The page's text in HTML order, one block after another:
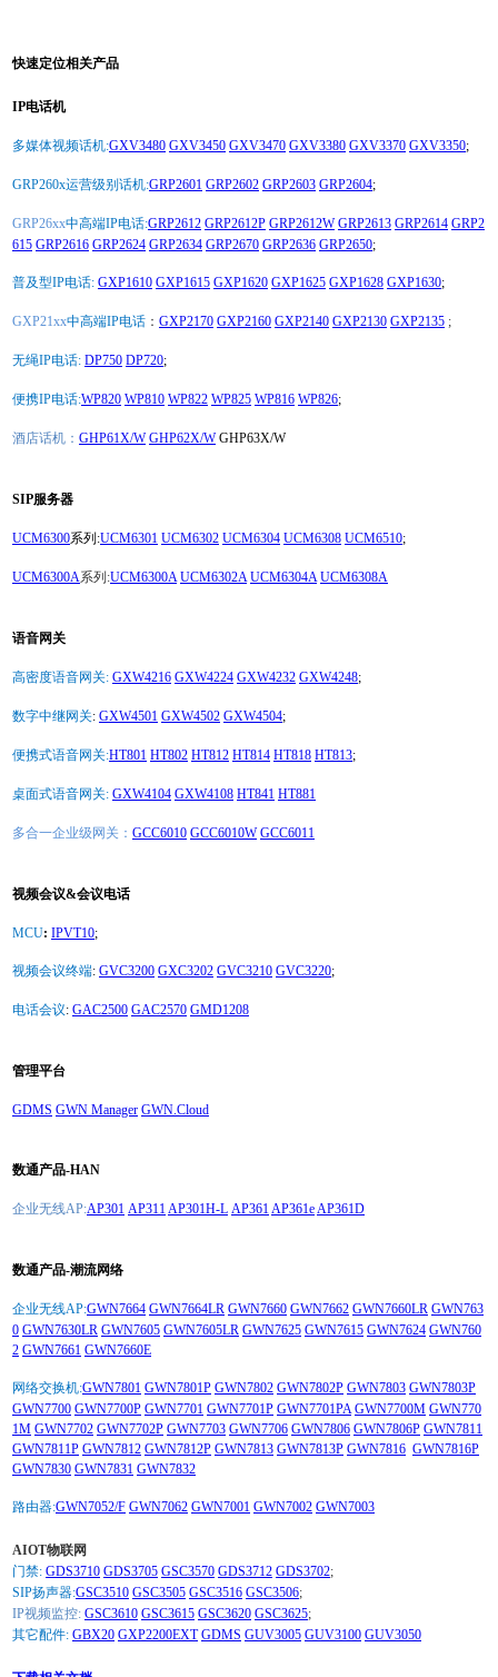
快速定位相关产品
IP电话机
多媒体视频话机:GXV3480 GXV3450 GXV3470 GXV3380 GXV3370 GXV3350;
GRP260x运营级别话机:GRP2601 GRP2602 GRP2603 GRP2604;
GRP26xx中高端IP电话:GRP2612 GRP2612P GRP2612W GRP2613 GRP2614 GRP2
615 GRP2616 GRP2624 GRP2634 GRP2670 GRP2636 GRP2650;
普及型IP电话: GXP1610 GXP1615 GXP1620 GXP1625 GXP1628 GXP1630;
GXP21xx中高端IP电话 ： GXP2170 GXP2160 GXP2140 GXP2130 GXP2135 ;
无绳IP电话: DP750 DP720;
便携IP电话:WP820 WP810 WP822 WP825 WP816 WP826;
酒店话机： GHP61X/W GHP62X/WGHP63X/W
SIP服务器
UCM6300系列:UCM6301 UCM6302 UCM6304 UCM6308 UCM6510;
UCM6300A系列:UCM6300A UCM6302A UCM6304A UCM6308A
语音网关
高密度语音网关: GXW4216 GXW4224 GXW4232 GXW4248;
数字中继网关: GXW4501 GXW4502 GXW4504;
便携式语音网关:HT801 HT802 HT812 HT814 HT818 HT813;
桌面式语音网关: GXW4104 GXW4108 HT841 HT881
多合一企业级网关： GCC6010 GCC6010W GCC6011
视频会议&会议电话
MCU: IPVT10;
视频会议终端: GVC3200 GXC3202 GVC3210 GVC3220;
电话会议: GAC2500 GAC2570 GMD1208
管理平台
GDMS GWN Manager GWN.Cloud
数通产品-HAN
企业无线AP:AP301 AP311AP301H-L AP361AP361eAP361D
数通产品-潮流网络
企业无线AP:GWN7664 GWN7664LR GWN7660 GWN7662 GWN7660LR GWN763
0 GWN7630LR GWN7605 GWN7605LR GWN7625 GWN7615 GWN7624 GWN760
2 GWN7661 GWN7660E
网络交换机:GWN7801 GWN7801P GWN7802 GWN7802P GWN7803 GWN7803P
GWN7700 GWN7700P GWN7701 GWN7701P GWN7701PA GWN7700M GWN770
1M GWN7702 GWN7702P GWN7703 GWN7706 GWN7806 GWN7806P GWN7811
GWN7811P GWN7812 GWN7812P GWN7813 GWN7813P GWN7816 GWN7816P
GWN7830 GWN7831 GWN7832
路由器:GWN7052/F GWN7062 GWN7001 GWN7002 GWN7003
AIOT物联网
门禁: GDS3710 GDS3705 GSC3570 GDS3712 GDS3702;
SIP扬声器:GSC3510 GSC3505 GSC3516 GSC3506;
IP视频监控: GSC3610 GSC3615 GSC3620 GSC3625;
其它配件: GBX20 GXP2200EXT GDMS GUV3005 GUV3100 GUV3050